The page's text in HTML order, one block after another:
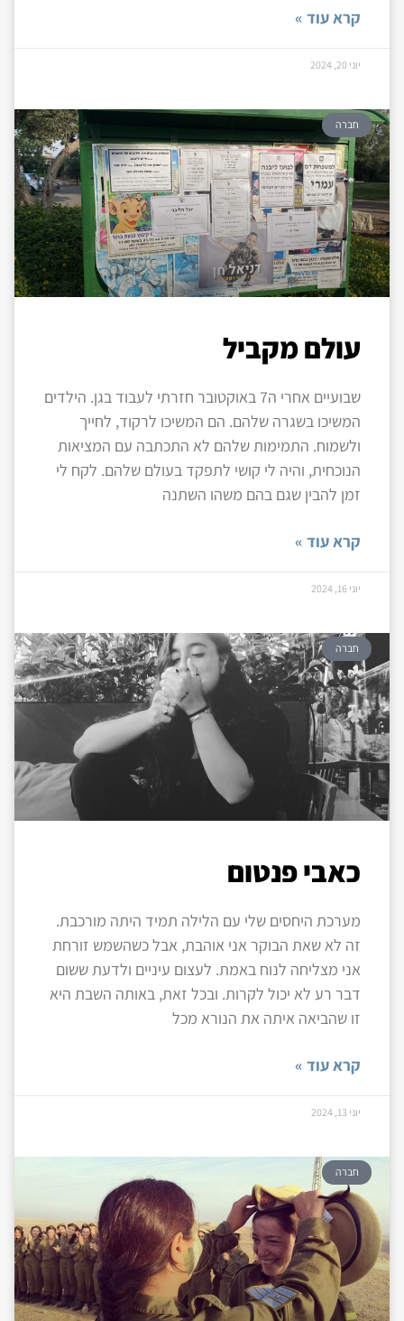
קרא עוד »
יוני 20, 2024
חברה
עולם מקביל
שבועיים אחרי ה7 באוקטובר חזרתי לעבוד בגן. הילדים
המשיכו בשגרה שלהם. הם המשיכו לרקוד, לחייך
ולשמוח. התמימות שלהם לא התכתבה עם המציאות
הנוכחית, והיה לי קושי לתפקד בעולם שלהם. לקח לי
זמן להבין שגם בהם משהו השתנה
קרא עוד »
יוני 16, 2024
חברה
כאבי פנטום
מערכת היחסים שלי עם הלילה תמיד היתה מורכבת.
זה לא שאת הבוקר אני אוהבת, אבל כשהשמש זורחת
אני מצליחה לנוח באמת. לעצום עיניים ולדעת ששום
דבר רע לא יכול לקרות. ובכל זאת, באותה השבת היא
זו שהביאה איתה את הנורא מכל
קרא עוד »
יוני 13, 2024
חברה